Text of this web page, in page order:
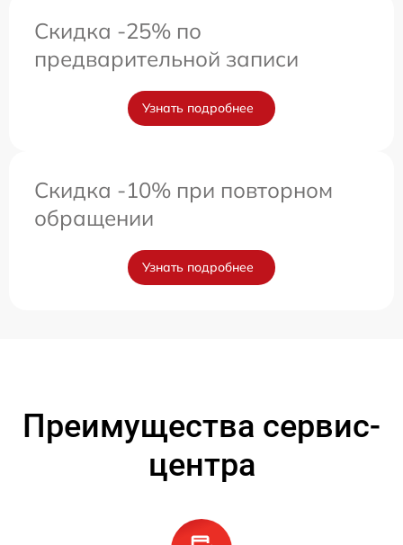
Скидка -25% по
предварительной записи
Узнать подробнее
Скидка -10% при повторном
обращении
Узнать подробнее
Преимущества сервис-
центра